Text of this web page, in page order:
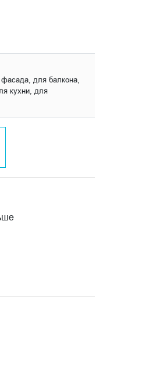
для балкона,
кухни, для